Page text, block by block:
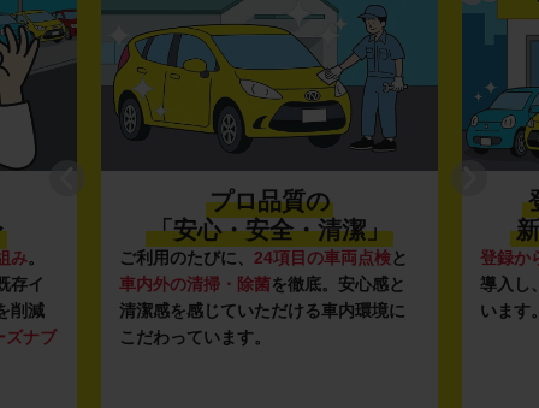
み。
存イ
削減
ズナブ
プロ品質の
「安心・安全・清潔」
ご利用のたびに、 24項目の車両点検と
車内外の清掃・除菌を徹底。安心感と
清潔感を感じていただける車内環境に
こだわっています。
登録か
導入し
います